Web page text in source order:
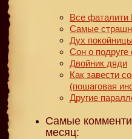
Все фаталити
Самые
Дух покойницы
Сон о подруге
Двойник дяди
Как завести
(пошаговая
Другие
Самые
месяц: